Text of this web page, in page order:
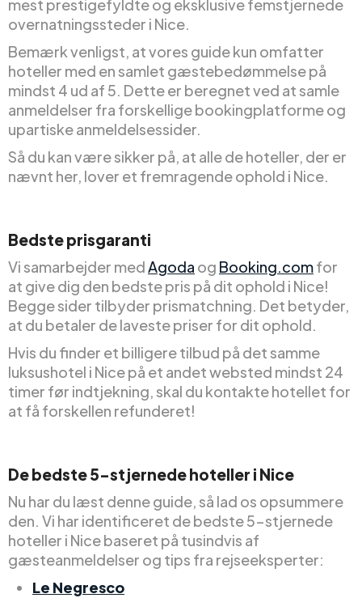
mest prestigefyldte og eksklusive femstjernede
overnatningssteder i Nice.
Bemærk venligst, at vores guide kun omfatter
hoteller med en samlet gæstebedømmelse på
mindst 4 ud af 5. Dette er beregnet ved at samle
anmeldelser fra forskellige bookingplatforme og
upartiske anmeldelsessider.
Så du kan være sikker på, at alle de hoteller, der er
nævnt her, lover et fremragende ophold i Nice.
Bedste prisgaranti
Vi samarbejder medAgoda og Booking.comfor
at give dig den bedste pris på dit ophold i Nice!
Begge sider tilbyder prismatchning. Det betyder,
at du betaler de laveste priser for dit ophold.
Hvis du finder et billigere tilbud på det samme
luksushotel i Nice på et andet websted mindst 24
timer før indtjekning, skal du kontakte hotellet for
at få forskellen refunderet!
De bedste 5-stjernede hoteller i Nice
Nu har du læst denne guide, så lad os opsummere
den. Vi har identificeret de bedste 5-stjernede
hoteller i Nice baseret på tusindvis af
gæsteanmeldelser og tips fra rejseeksperter:
Le Negresco